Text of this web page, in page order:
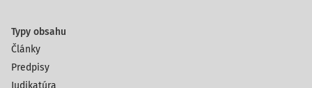
Typy obsahu
Články
Predpisy
Judikatúra